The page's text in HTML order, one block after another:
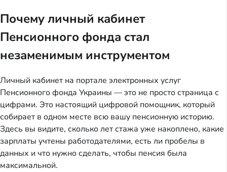
Почему личный кабинет
Пенсионного фонда стал
незаменимым инструментом
Личный кабинет на портале электронных услуг
Пенсионного фонда Украины — это не просто страница с
цифрами. Это настоящий цифровой помощник, который
собирает в одном месте всю вашу пенсионную историю.
Здесь вы видите, сколько лет стажа уже накоплено, какие
зарплаты учтены работодателями, есть ли пробелы в
данных и что нужно сделать, чтобы пенсия была
максимальной.